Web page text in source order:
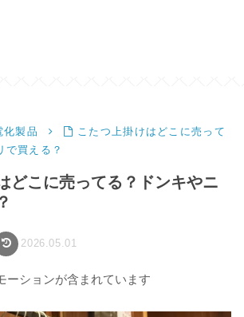
化製品
こたつ上掛けはどこに売って
で買える？
どこに売ってる？ドンキやニ
2026.05.01
ーションが含まれています